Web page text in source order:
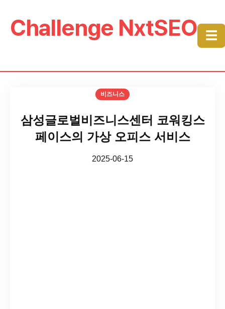
Challenge NxtSEO ☰
비즈니스
삼성글로벌비즈니스센터 코워킹스
페이스의 가상 오피스 서비스
2025-06-15